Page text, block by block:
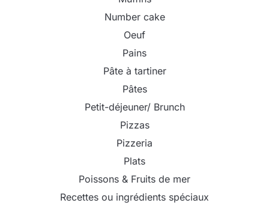
Number cake
Oeuf
Pains
Pâte à tartiner
Pâtes
Petit-déjeuner/ Brunch
Pizzas
Pizzeria
Plats
Poissons & Fruits de mer
Recettes ou ingrédients spéciaux